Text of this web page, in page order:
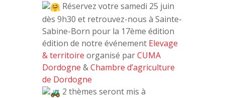
Réservez votre samedi 25 juin
dès 9h30 et retrouvez-nous à Sainte-
Sabine-Born pour la 17ème édition
édition de notre événement Elevage
& territoire organisé parCUMA
Dordogne &Chambre d’agriculture
de Dordogne
2 thèmes seront mis à